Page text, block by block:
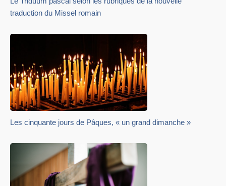
traduction du Missel romain
Les cinquante jours de Pâques, « un grand dimanche »